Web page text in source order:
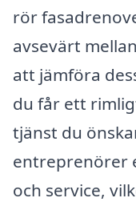
rör
avsevärt
att jämföra
du får ett
tjänst du
entreprenörer
och service,